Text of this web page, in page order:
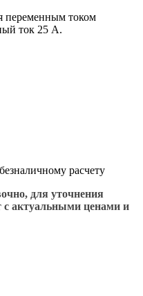
переменным током
ток 25 А.
расчету
для уточнения
с актуальными ценами и